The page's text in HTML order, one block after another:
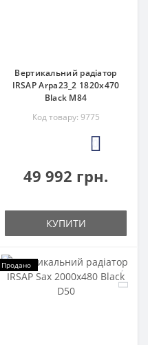
Вертикальний радіатор
IRSAP Arpa23_2 1820x470
Black M84
Код товару: 9775
0
49 992 грн.
КУПИТИ
Продано